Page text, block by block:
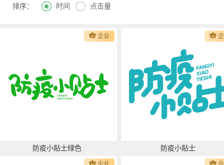
排序：  时间  点击量
企业
防疫小贴士绿色 防疫小贴士